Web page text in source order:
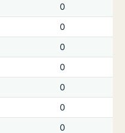
0
0
0
0
0
0
0